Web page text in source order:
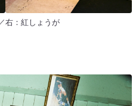
右：紅しょうが